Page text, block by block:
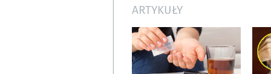
ARTYKUŁY